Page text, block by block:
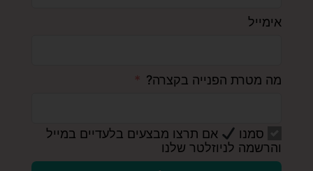
אימייל
מה מטרת הפנייה בקצרה?
סמנו
אם תרצו מבצעים בלעדיים במייל
והרשמה לניוזלטר שלנו